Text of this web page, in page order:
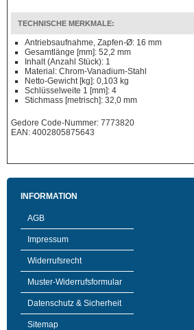
TECHNISCHE MERKMALE:
Antriebsaufnahme, Zapfen-Ø: 16 mm
Gesamtlänge [mm]: 52,2 mm
Inhalt (Anzahl Stück): 1
Material: Chrom-Vanadium-Stahl
Netto-Gewicht [kg]: 0,103 kg
Schlüsselweite 1 [mm]: 4
Stichmass [metrisch]: 32,0 mm
Gedore Code-Nummer: 7773820
EAN: 4002805875643
INFORMATION
AGB
Impressum
Widerrufsrecht
Muster-Widerrufsformular
Datenschutz & Sicherheit
Sitemap